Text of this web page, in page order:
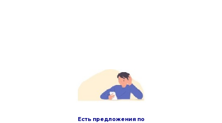
Есть предложения по